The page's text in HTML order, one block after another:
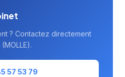
? Contactez directement
(MOLLE).
57 53 79